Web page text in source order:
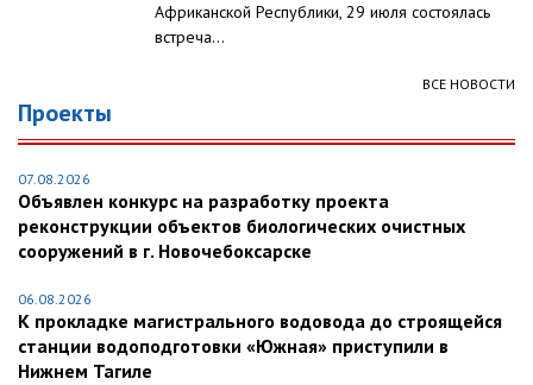
Африканской Республики, 29 июля состоялась
встреча...
ВСЕ НОВОСТИ
Проекты
07.08.2026
Объявлен конкурс на разработку проекта
реконструкции объектов биологических очистных
сооружений в г. Новочебоксарске
06.08.2026
К прокладке магистрального водовода до строящейся
станции водоподготовки «Южная» приступили в
Нижнем Тагиле